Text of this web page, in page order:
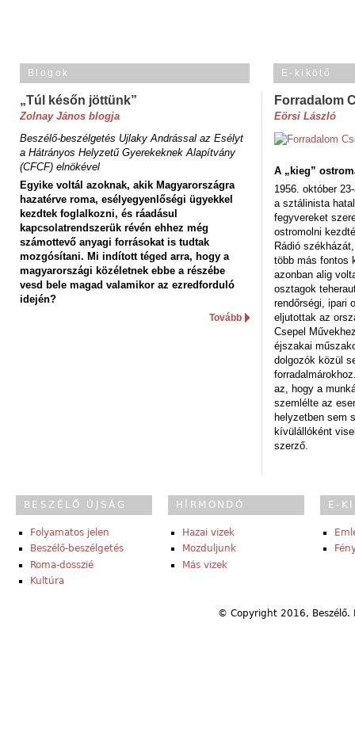
Blogok
„Túl későn jöttünk”
Zolnay János blogja
Beszélő-beszélgetés Ujlaky Andrással az Esélyt
a Hátrányos Helyzetű Gyerekeknek Alapítvány
(CFCF) elnökével
Egyike voltál azoknak, akik Magyarországra
hazatérve roma, esélyegyenlőségi ügyekkel
kezdtek foglalkozni, és ráadásul
kapcsolatrendszerük révén ehhez még
számottevő anyagi forrásokat is tudtak
mozgósítani. Mi indított téged arra, hogy a
magyarországi közéletnek ebbe a részébe
vesd bele magad valamikor az ezredforduló
idején?
Tovább
E-kikötő
Forradalom
Eörsi László
A „kieg”
1956. október
a sztálinista
fegyvereket
ostromolni
Rádió
több más fontos
azonban alig
osztagok
rendőrségi, ipari
eljutottak az
Csepel
éjszakai
dolgozók közül
az, hogy a
szemlélte az
helyzetben sem
kívülállóként
szerző.
BESZÉLŐ ÚJSÁG
Folyamatos jelen
Beszélő-beszélgetés
Roma-dosszié
Kultúra
HÍRMONDÓ
Hazai vizek
Mozduljunk
Más vizek
E-
© Copyright 2016,